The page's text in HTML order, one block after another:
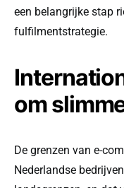
een belangrijke stap
fulfilmentstrategie.
om
De grenzen van e-
Nederlandse